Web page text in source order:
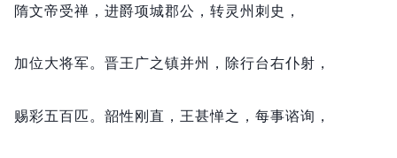
隋文帝受禅， 进爵项城郡公， 转灵州刺史，
加位大将军。 晋王广之镇并州， 除行台右仆射，
赐彩五百匹。 韶性刚直， 王甚惮之， 每事谘询，